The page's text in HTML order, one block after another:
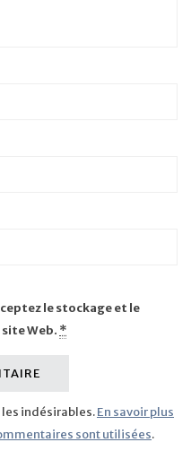
le stockage et le
Web. *
indésirables.En savoir plus
sont utilisées.